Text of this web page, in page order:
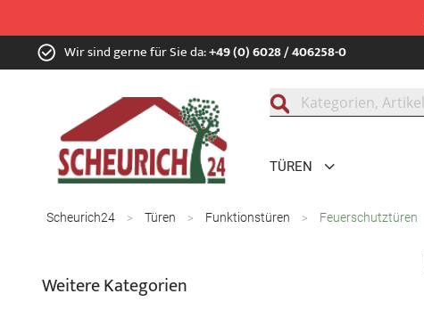
Zum
Inhalt Wir sind gerne für Sie da:+49 (0) 6028 / 406258-0
TÜREN
Scheurich24 Türen Funktionstüren Feuerschutztüren
Weitere Kategorien